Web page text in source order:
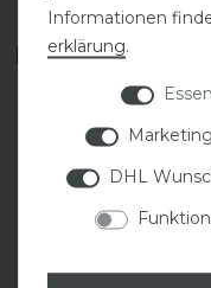
Das perfekte
Informationen
erklärung.
Marketing
DHL